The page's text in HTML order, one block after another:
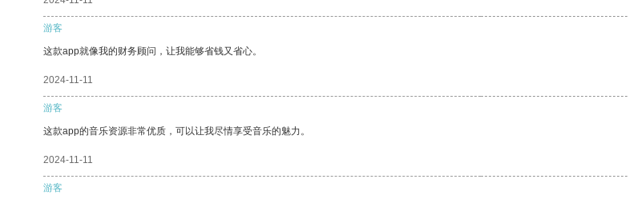
游客
这款app就像我的财务顾问，让我能够省钱又省心。
2024-11-11
游客
这款app的音乐资源非常优质，可以让我尽情享受音乐的魅力。
2024-11-11
游客